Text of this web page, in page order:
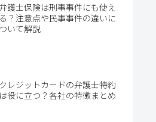
護士保険は刑事事件にも使え
る？注意点や民事事件の違いに
ついて解説
クレジットカードの弁護士特約
は役に立つ？各社の特徴まとめ